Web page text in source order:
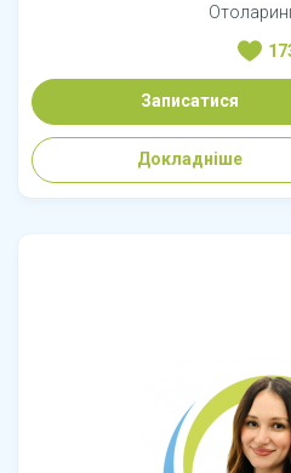
Записатися
Докладніше